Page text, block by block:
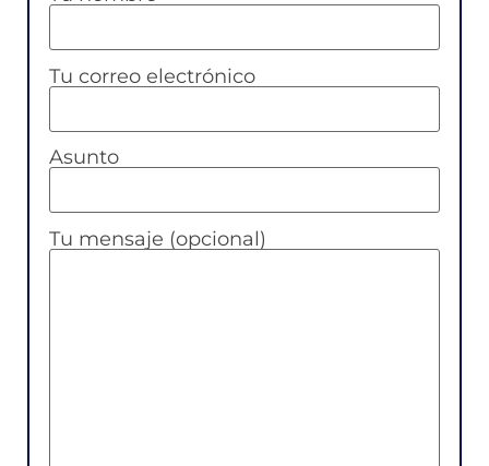
Tu correo electrónico
Asunto
Tu mensaje (opcional)